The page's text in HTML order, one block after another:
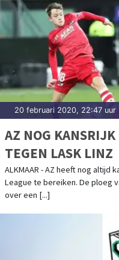
20 februari 2020, 22:47 uur
AZ NOG
TEGEN LASK LINZ
ALKMAAR - AZ heeft nog altijd
League te bereiken. De ploeg
over een [...]